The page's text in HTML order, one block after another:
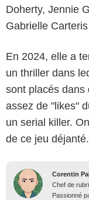
Doherty, Jennie
Gabrielle
En 2024, elle a
un thriller dans
sont placés dans
assez de "likes"
un serial killer.
de ce jeu
Corentin
Chef de
Passionné